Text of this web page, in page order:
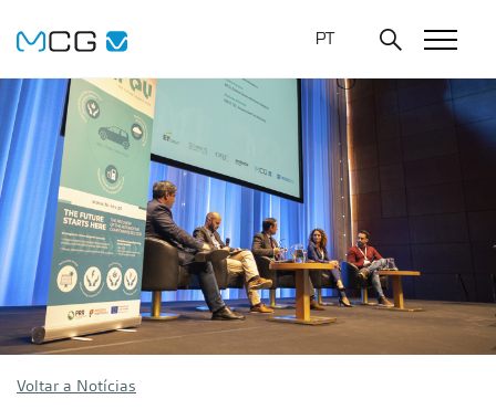
PT
Voltar a Notícias